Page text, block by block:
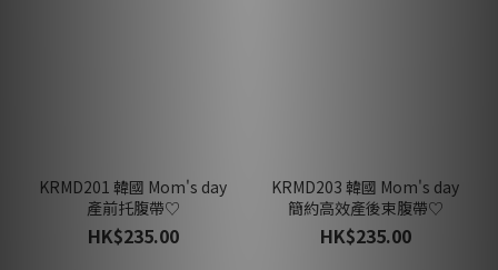
KRMD201 韓國 Mom's day
產前托腹帶♡
HK$235.00
KRMD203 韓國 Mom's day
簡約高效產後束腹帶♡
HK$235.00